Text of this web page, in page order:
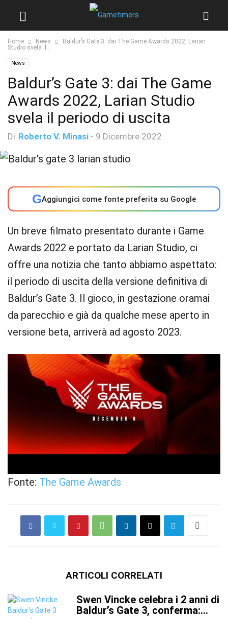
Home News
Baldur’s Gate 3: dai The Game Awards 2022, Larian
Studio svela il...
News
Baldur’s Gate 3: dai The Game
Awards 2022, Larian Studio
svela il periodo di uscita
Di Roberto V. Minasi - 9 Dicembre 2022
GAggiungici come fonte preferita su Google
Un breve filmato presentato durante i Game
Awards 2022 e portato da Larian Studio, ci
offre una notizia che tanto abbiamo aspettato:
il periodo di uscita della versione definitiva di
Baldur’s Gate 3. Il gioco, in gestazione oramai
da parecchio e già da qualche mese aperto in
versione beta, arriverà ad agosto 2023.
Fonte: The Game Awards
ARTICOLI CORRELATI
Swen Vincke celebra i 2 anni di
Baldur’s Gate 3, conferma:...